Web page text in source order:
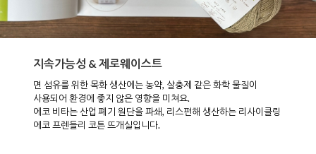
지속가능성 & 제로웨이스트
면 섬유를 위한 목화 생산에는 농약, 살충제 같은 화학 물질이
사용되어 환경에 좋지 않은 영향을 미쳐요.
에코 비타는 산업 폐기 원단을 파쇄, 리스펀해 생산하는 리사이클링
에코 프렌들리 코튼 뜨개실입니다.